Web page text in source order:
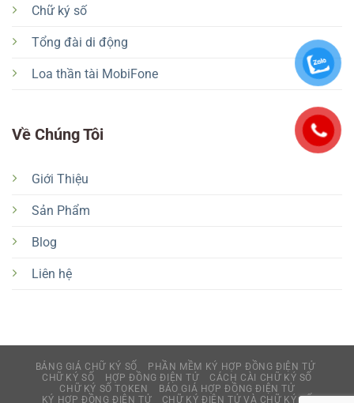
Chữ ký số
Tổng đài di động
Loa thần tài MobiFone
Về Chúng Tôi
Giới Thiệu
Sản Phẩm
Blog
Liên hệ
BẢNG GIÁ CHỮ KÝ SỐ
PHẦN MỀM KÝ HỢP ĐỒNG ĐIỆN TỬ
CHỮ KÝ SỐ
HỢP ĐỒNG ĐIỆN TỬ
CÁCH CÀI CHỮ KÝ SỐ
CHỮ KÝ SỐ TOKEN
BÁO GIÁ HỢP ĐỒNG ĐIỆN TỬ
KÝ HỢP ĐỒNG ĐIỆN TỬ
CHỮ KÝ ĐIỆN TỬ VÀ CHỮ KÝ SỐ